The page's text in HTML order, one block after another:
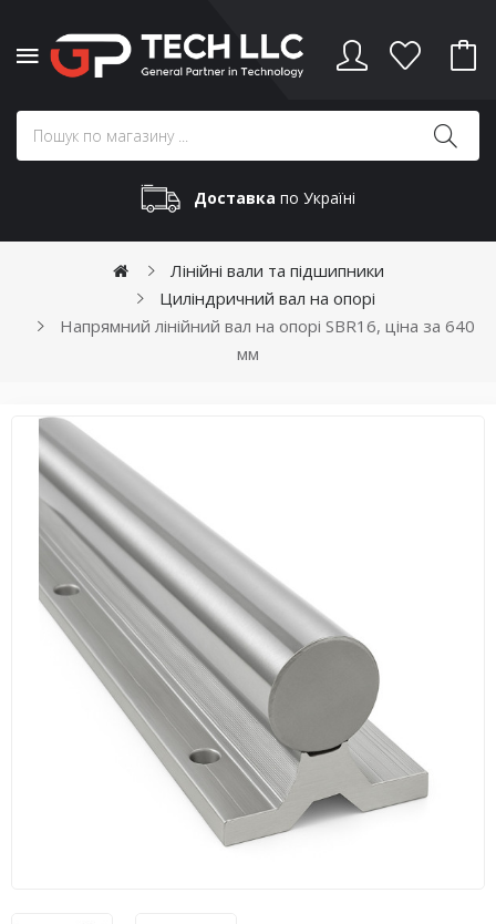
Доставка по Україні
Лінійні вали та підшипники
Циліндричний вал на опорі
Напрямний лінійний вал на опорі SBR16, ціна за 640
мм